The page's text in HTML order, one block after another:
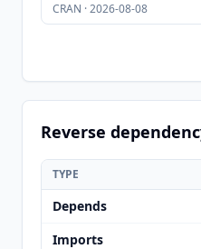
CRAN · 2026-08-08
Reverse
TYPE
Depends
Imports